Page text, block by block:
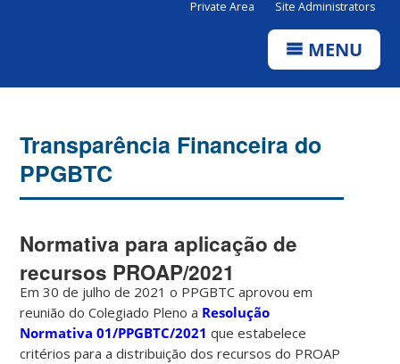
Private Area Site Administrators
MENU
Transparência Financeira do
PPGBTC
Normativa para aplicação de
recursos PROAP/2021
Em 30 de julho de 2021 o PPGBTC aprovou em
reunião do Colegiado Pleno a Resolução
Normativa 01/PPGBTC/2021 que estabelece
critérios para a distribuição dos recursos do PROAP